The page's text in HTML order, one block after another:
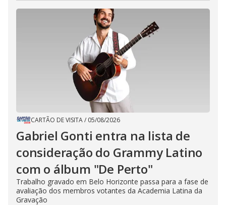
CARTÃO DE VISITA/ 05/08/2026
Gabriel Gonti entra na lista de
consideração do Grammy Latino
com o álbum "De Perto"
Trabalho gravado em Belo Horizonte passa para a fase de
avaliação dos membros votantes da Academia Latina da
Gravação